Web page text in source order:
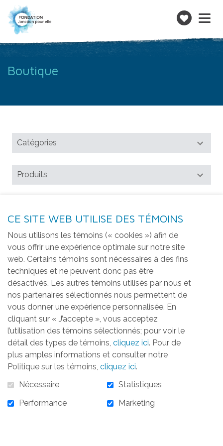
un
Toggle
Boutique
Aucun produit trouvé
ACCUEIL LA FONDATION OBJECTIFS
ACTIVITÉS
TÉMOIGNAGES
INFOLETTRE
CONTACTEZ-NOUS
S'ABONNER À L'INFOLETTRE
CE SITE WEB UTILISE DES TÉMOINS
Nous utilisons les témoins (« cookies ») afin de
vous offrir une expérience optimale sur notre site
web. Certains témoins sont nécessaires à des fins
techniques et ne peuvent donc pas être
désactivés. Les autres témoins utilisés par nous et
nos partenaires sélectionnés nous permettent de
vous donner une expérience personnalisée. En
cliquant sur « J’accepte », vous acceptez
l’utilisation des témoins sélectionnés; pour voir le
détail des types de témoins, cliquez ici. Pour de
plus amples informations et consulter notre
Politique sur les témoins, cliquez ici.
Nécessaire
Statistiques
Performance
Marketing